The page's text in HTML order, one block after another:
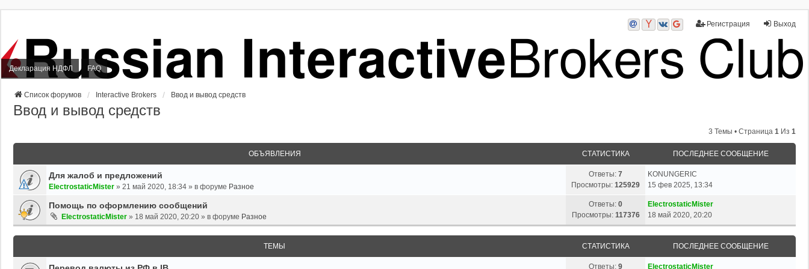
Выход
Регистрация
Декларация НДФЛ FAQ
Список форумов Interactive Brokers Ввод и вывод средств
Ввод и вывод средств
3 Темы • Страница 1 Из 1
ОБЪЯВЛЕНИЯ СТАТИСТИКА ПОСЛЕДНЕЕ СООБЩЕНИЕ
Для жалоб и предложений
ElectrostaticMister » 21 май 2020, 18:34 » в форуме Разное
Ответы: 7
Просмотры: 125929
KONUNGERIC
15 фев 2025, 13:34
Помощь по оформлению сообщений
ElectrostaticMister » 18 май 2020, 20:20 » в форуме Разное
Ответы: 0
Просмотры: 117376
ElectrostaticMister
18 май 2020, 20:20
ТЕМЫ СТАТИСТИКА ПОСЛЕДНЕЕ СООБЩЕНИЕ
Ответы: 9
ElectrostaticMister